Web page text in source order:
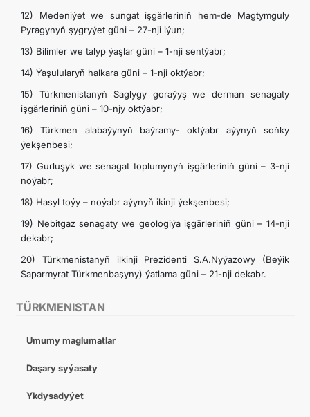
TÜRKMENISTAN
Umumy maglumatlar
Daşary syýasaty
Ykdysadyýet
12) Medeniýet we sungat işgärleriniň hem-de Magtymguly
Pyragynyň şygryýet güni – 27-nji iýun;
13) Bilimler we talyp ýaşlar güni – 1-nji sentýabr;
14) Ýaşulularyň halkara güni – 1-nji oktýabr;
15) Türkmenistanyň Saglygy goraýyş we derman senagaty
işgärleriniň güni – 10-njy oktýabr;
16) Türkmen alabaýynyň baýramy- oktýabr aýynyň soňky
ýekşenbesi;
17) Gurluşyk we senagat toplumynyň işgärleriniň güni – 3-nji
noýabr;
18) Hasyl toýy – noýabr aýynyň ikinji ýekşenbesi;
19) Nebitgaz senagaty we geologiýa işgärleriniň güni – 14-nji
dekabr;
20) Türkmenistanyň ilkinji Prezidenti S.A.Nyýazowy (Beýik
Saparmyrat Türkmenbaşyny) ýatlama güni – 21-nji dekabr.